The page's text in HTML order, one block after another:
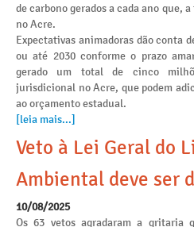
de carbono gerados a cada ano que,
no Acre.
Expectativas animadoras dão conta
ou até 2030 conforme o prazo
gerado um total de cinco
jurisdicional no Acre, que podem
ao orçamento estadual.
[leia mais...]
Veto à Lei Geral do
Ambiental deve ser
10/08/2025
Os 63 vetos agradaram a gritaria